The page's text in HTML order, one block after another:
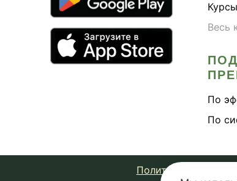
Курсы
Весь
По
По
Политика